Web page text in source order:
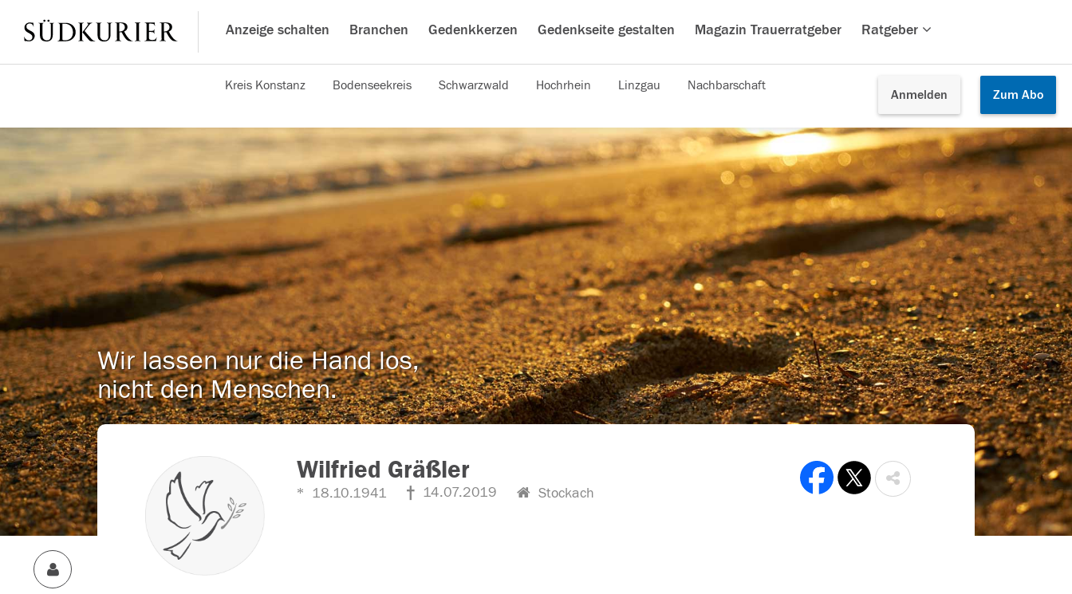
Anzeige schalten Branchen Gedenkkerzen Gedenkseite gestalten Magazin Trauerratgeber Ratgeber
Anmelden Zum Abo
Kreis Konstanz Bodenseekreis Schwarzwald Hochrhein Linzgau Nachbarschaft
Wir lassen nur die Hand los,
nicht den Menschen.
Wilfried Gräßler
18.10.1941 14.07.2019 Stockach